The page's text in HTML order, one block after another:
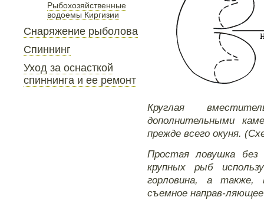
Рыбохозяйственные
водоемы Киргизии
Снаряжение рыболова
Спиннинг
Уход за оснасткой
спиннинга и ее ремонт
Круглая
дополнительными
прежде всего окуня.
Простая ловушка без
крупных рыб
горловина, а
съемное направ-